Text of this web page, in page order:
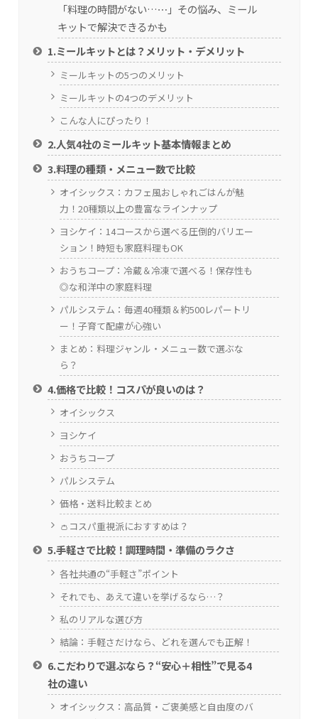
「料理の時間がない…⋯」その悩み、ミール
キットで解決できるかも
1.ミールキットとは？メリット・デメリット
ミールキットの5つのメリット
ミールキットの4つのデメリット
こんな人にぴったり！
2.人気4社のミールキット基本情報まとめ
3.料理の種類・メニュー数で比較
オイシックス：カフェ風おしゃれごはんが魅
力！20種類以上の豊富なラインナップ
ヨシケイ：14コースから選べる圧倒的バリエー
ション！時短も家庭料理もOK
おうちコープ：冷蔵＆冷凍で選べる！保存性も
◎な和洋中の家庭料理
パルシステム：毎週40種類＆約500レパートリ
ー！子育て配慮が心強い
まとめ：料理ジャンル・メニュー数で選ぶな
ら？
4.価格で比較！コスパが良いのは？
オイシックス
ヨシケイ
おうちコープ
パルシステム
価格・送料比較まとめ
👛コスパ重視派におすすめは？
5.手軽さで比較！調理時間・準備のラクさ
各社共通の“手軽さ”ポイント
それでも、あえて違いを挙げるなら…？
私のリアルな選び方
結論：手軽さだけなら、どれを選んでも正解！
6.こだわりで選ぶなら？“安心＋相性”で見る4
社の違い
オイシックス：高品質・ご褒美感と自由度のバ